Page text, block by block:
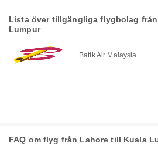
Lista över tillgängliga flygbolag
Lumpur
Batik Air Malaysia
FAQ om flyg från Lahore till Kuala